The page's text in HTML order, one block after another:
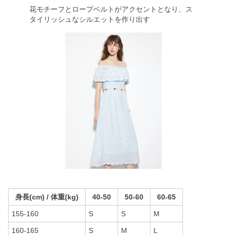
花モチーフとロープベルトがアクセントとなり、ス
タイリッシュなシルエットを作り出す
身長(cm) / 体重(kg) 40-50 50-60 60-65
155-160 S S M
160-165 S M L